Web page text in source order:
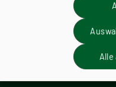
+ 43
Verlag